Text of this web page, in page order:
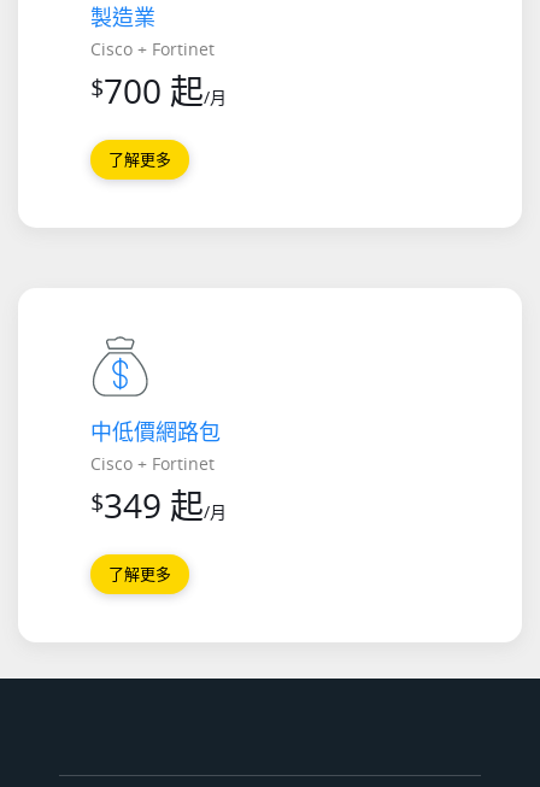
製造業
Cisco + Fortinet
$700 起/月
了解更多
中低價網路包
Cisco + Fortinet
$349 起/月
了解更多